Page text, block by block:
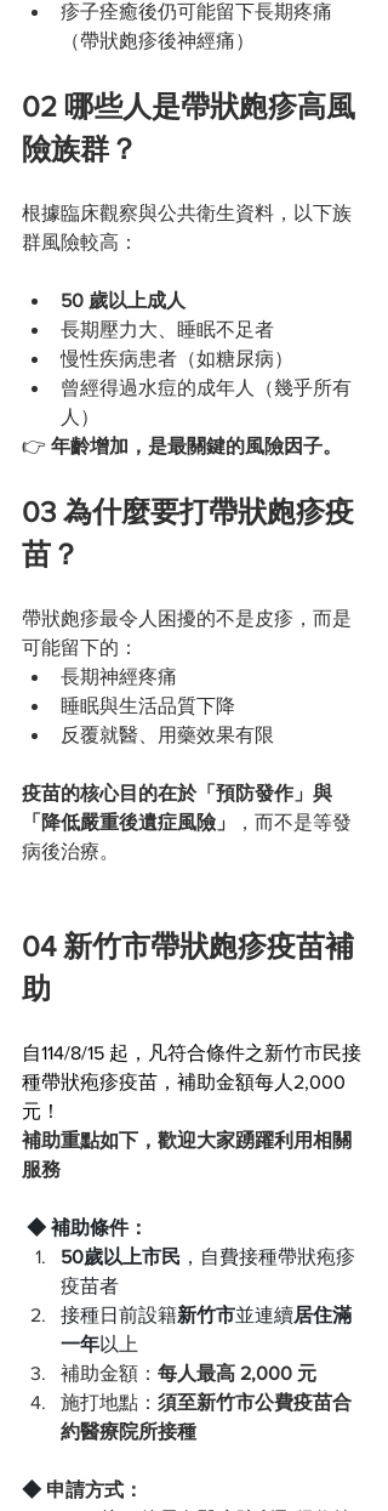
疹子痊癒後仍可能留下長期疼痛
（帶狀皰疹後神經痛）
02 哪些人是帶狀皰疹高風
險族群？
根據臨床觀察與公共衛生資料，以下族
群風險較高：
50 歲以上成人
長期壓力大、睡眠不足者
慢性疾病患者（如糖尿病）
曾經得過水痘的成年人（幾乎所有
人）
👉 年齡增加，是最關鍵的風險因子。
03 為什麼要打帶狀皰疹疫
苗？
帶狀皰疹最令人困擾的不是皮疹，而是
可能留下的：
長期神經疼痛
睡眠與生活品質下降
反覆就醫、用藥效果有限
疫苗的核心目的在於「預防發作」與
「降低嚴重後遺症風險」
，而不是等發
病後治療。
04 新竹市帶狀皰疹疫苗補
助
自114/8/15 起，凡符合條件之新竹市民接
種帶狀疱疹疫苗，補助金額每人2,000
元！
補助重點如下，歡迎大家踴躍利用相關
服務
◆ 補助條件：
50歲以上市民 ，自費接種帶狀疱疹
疫苗者
接種日前設籍新竹市並連續居住滿
一年以上
補助金額： 每人最高 2,000 元
施打地點： 須至新竹市公費疫苗合
約醫療院所接種
◆ 申請方式：